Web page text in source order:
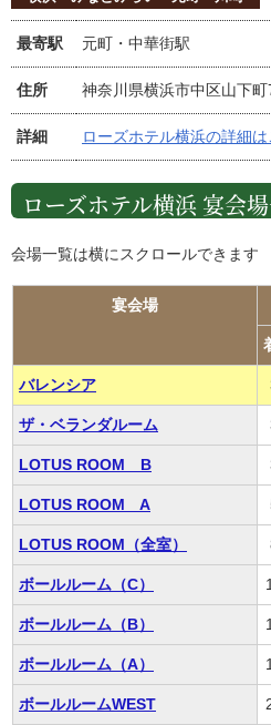
最寄駅 元町・中華街駅
住所 神奈川県横浜市中区山下町
詳細 ローズホテル横浜の詳細は
ローズホテル横浜 宴会
会場一覧は横にスクロールできます
宴会場
バレンシア
ザ・ベランダルーム
LOTUS ROOM B
LOTUS ROOM A
LOTUS ROOM（全室）
ボールルーム（C）
ボールルーム（B）
ボールルーム（A）
ボールルームWEST